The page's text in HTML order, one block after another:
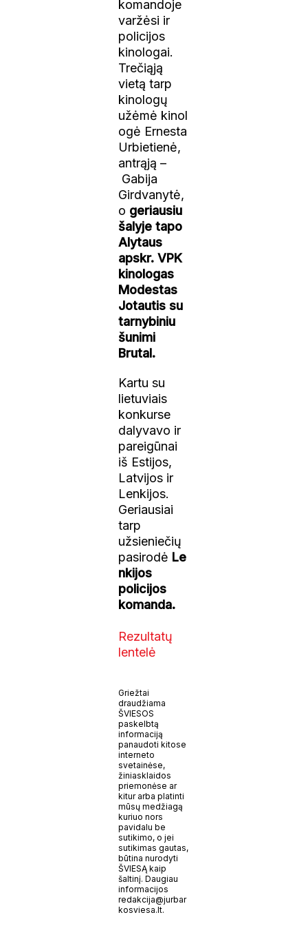
komandoje
varžėsi ir
policijos
kinologai.
Trečiąją
vietą tarp
kinologų
užėmė kinol
ogė Ernesta
Urbietienė,
antrąją –
Gabija
Girdvanytė,
o geriausiu
šalyje tapo
Alytaus
apskr. VPK
kinologas
Modestas
Jotautis su
tarnybiniu
šunimi
Brutal.
Kartu su
lietuviais
konkurse
dalyvavo ir
pareigūnai
iš Estijos,
Latvijos ir
Lenkijos.
Geriausiai
tarp
užsieniečių
pasirodė Le
nkijos
policijos
komanda.
Rezultatų
lentelė
Griežtai
draudžiama
ŠVIESOS
paskelbtą
informaciją
panaudoti kitose
interneto
svetainėse,
žiniasklaidos
priemonėse ar
kitur arba platinti
mūsų medžiagą
kuriuo nors
pavidalu be
sutikimo, o jei
sutikimas gautas,
būtina nurodyti
ŠVIESĄ kaip
šaltinį. Daugiau
informacijos
redakcija@jurbar
kosviesa.lt.